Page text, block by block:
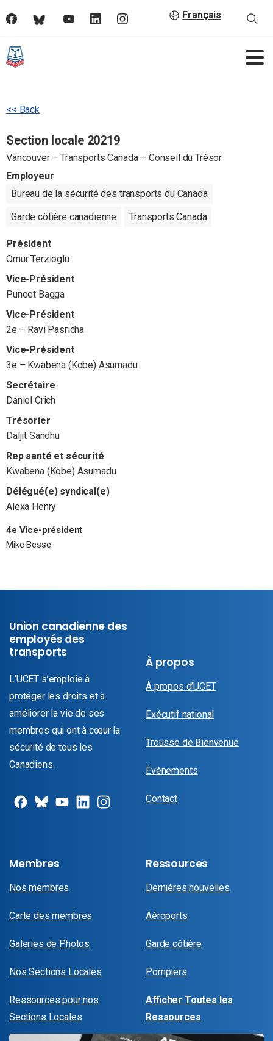
Français
<< Back
Section locale 20219
Vancouver – Transports Canada – Conseil du Trésor
Employeur
Bureau de la sécurité des transports du Canada
Garde côtière canadienne
Transports Canada
Président
Omur Terzioglu
Vice-Président
Puneet Bagga
Vice-Président
2e – Ravi Pasricha
Vice-Président
3e – Kwabena (Kobe) Asumadu
Secrétaire
Daniel Crich
Trésorier
Daljit Sandhu
Rep santé et sécurité
Kwabena (Kobe) Asumadu
Délégué(e) syndical(e)
Alexa Henry
4e Vice-président
Mike Besse
Union canadienne des
employés des
transports
L’UCET s’emploie à
protéger les droits et à
améliorer la vie de ses
membres qui ont à cœur la
sécurité de tous les
Canadiens.
À propos
À propos d’UCET
Exécutif national
Trousse de Bienvenue
Événements
Contact
Membres
Nos membres
Carte des membres
Galeries de Photos
Nos Sections Locales
Ressources pour nos
Sections Locales
Ressources
Dernières nouvelles
Aéroports
Garde côtière
Pompiers
Afficher Toutes les
Ressources